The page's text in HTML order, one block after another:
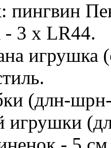
пингвин
- 3 х LR44.
игрушка
(длн-
игрушки